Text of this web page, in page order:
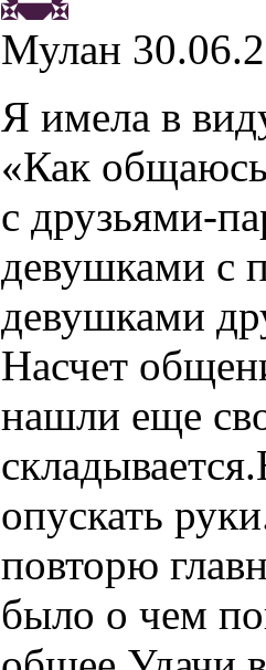
Мулан
Я имела в
«Как
с друзьями-
девушками с
девушками
Насчет
нашли еще
опускать
повторю
было о чем